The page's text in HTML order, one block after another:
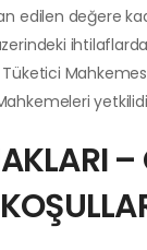
edilen değere